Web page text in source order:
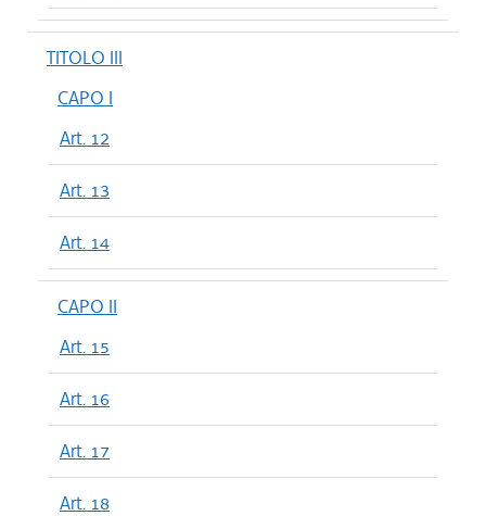
TITOLO III
CAPO I
Art. 12
Art. 13
Art. 14
CAPO II
Art. 15
Art. 16
Art. 17
Art. 18